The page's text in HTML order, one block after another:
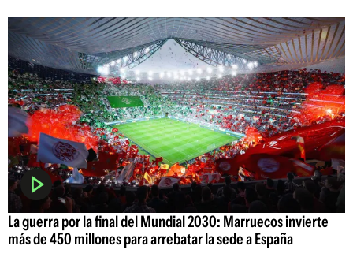
La guerra por la final del Mundial 2030: Marruecos invierte
más de 450 millones para arrebatar la sede a España